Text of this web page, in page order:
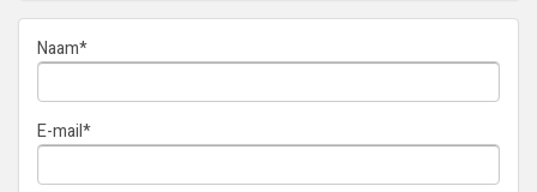
Naam*
E-mail*